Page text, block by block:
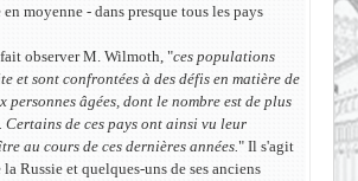
moyenne - dans presque tous les pays
fait observer M. Wilmoth, "ces populations
et sont confrontées à des défis en matière de
personnes âgées, dont le nombre est de plus
de ces pays ont ainsi vu leur
au cours de ces dernières années." Il s'agit
Russie et quelques-uns de ses anciens